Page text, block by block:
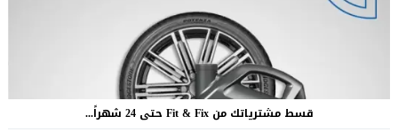
قسط مشترياتك من Fit & Fix حتى 24 شهراً...